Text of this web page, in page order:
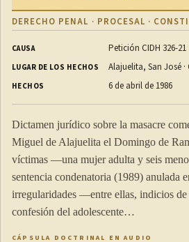
DERECHO PENAL · PROCESAL ·
CAUSA Petición CIDH 326-21
LUGAR DE LOS HECHOS Alajuelita, San José
HECHOS 6 de abril de 1986
Dictamen jurídico sobre la masacre
Miguel de Alajuelita el Domingo de
víctimas —una mujer adulta y seis
sentencia condenatoria (1989) anulada
irregularidades —entre ellas, indicios de
confesión del adolescente…
CÁPSULA DOCTRINAL EN AUDIO